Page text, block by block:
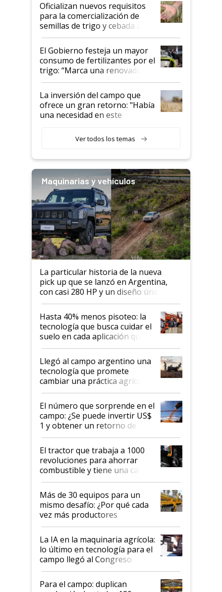
Oficializan nuevos requisitos
para la comercialización de
semillas de trigo y cebada a
granel
El Gobierno festeja un mayor
consumo de fertilizantes por el
trigo: “Marca una renovada
confianza de los productores”
La inversión del campo que
ofrece un gran retorno: "Había
una necesidad en este
Ver todos los temas
Maquinarias y vehículos
La particular historia de la nueva
pick up que se lanzó en Argentina,
con casi 280 HP y un diseño único: a
cuánto se vende
Hasta 40% menos pisoteo: la
tecnología que busca cuidar el
suelo en cada aplicación que
llevó Jacto al Congreso
Aapresid 2026
Llegó al campo argentino una
tecnología que promete
cambiar una práctica agrícola
clave: ¿Y si analizar el suelo
fuera tan simple como apretar
un botón?
El número que sorprende en el
campo: ¿Se puede invertir US$
1 y obtener un retorno de
hasta US$ 10 en agricultura?
El tractor que trabaja a 1000
revoluciones para ahorrar
combustible y tiene una cabina
que parece una computadora:
lo último en el mundo,
disponible en Argentina
Más de 30 equipos para un
mismo desafío: ¿Por qué cada
vez más productores
incorporan fertilizante bajo
tierra?
La IA en la maquinaria agrícola:
lo último en tecnología para el
campo llegó al Congreso
Aapresid 2026
Para el campo: duplican